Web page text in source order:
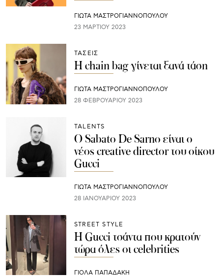
ΓΙΩΤΑ ΜΑΣΤΡΟΓΙΑΝΝΟΠΟΥΛΟΥ
23 ΜΑΡΤΊΟΥ 2023
ΤΑΣΕΙΣ
Η chain bag γίνεται ξανά τάση
ΓΙΩΤΑ ΜΑΣΤΡΟΓΙΑΝΝΟΠΟΥΛΟΥ
28 ΦΕΒΡΟΥΑΡΊΟΥ 2023
TALENTS
Ο Sabato De Sarno είναι ο
νέος creative director του οίκου
Gucci
ΓΙΩΤΑ ΜΑΣΤΡΟΓΙΑΝΝΟΠΟΥΛΟΥ
28 ΙΑΝΟΥΑΡΊΟΥ 2023
STREET STYLE
Η Gucci τσάντα που κρατούν
τώρα όλες οι celebrities
ΓΙΌΛΑ ΠΑΠΑΔΆΚΗ